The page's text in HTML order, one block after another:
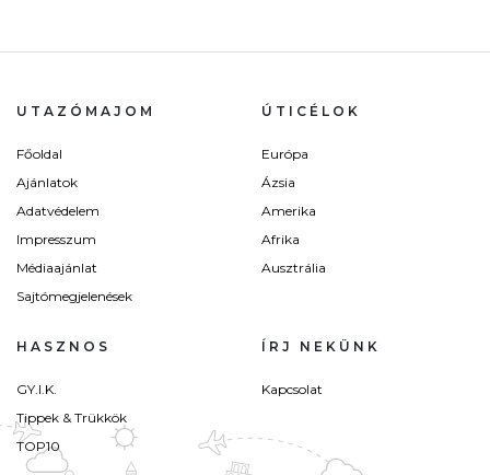
UTAZÓMAJOM
Főoldal
Ajánlatok
Adatvédelem
Impresszum
Médiaajánlat
Sajtómegjelenések
ÚTICÉLOK
Európa
Ázsia
Amerika
Afrika
Ausztrália
HASZNOS
GY.I.K.
Tippek & Trükkök
TOP10
ÍRJ NEKÜNK
Kapcsolat